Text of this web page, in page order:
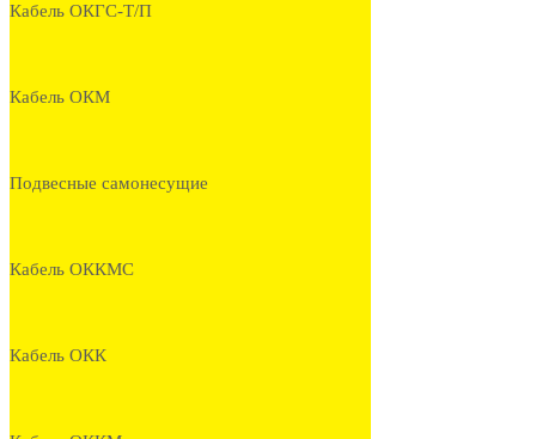
Кабель ОКГС-Т/П
Кабель ОКМ
Подвесные самонесущие
Кабель ОККМС
Кабель ОКК